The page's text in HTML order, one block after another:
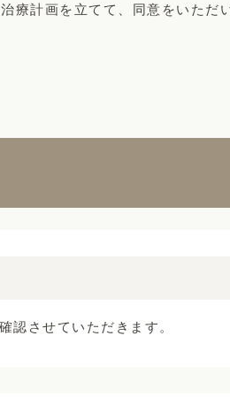
療計画を立てて、同意をいただ
認させていただきます。